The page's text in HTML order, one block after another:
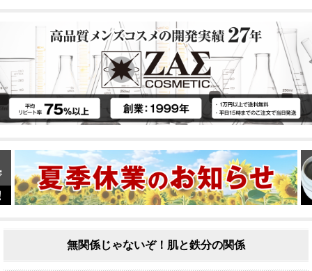
無関係じゃないぞ！肌と鉄分の関係